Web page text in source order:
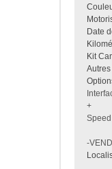
Date
Kit
+
-